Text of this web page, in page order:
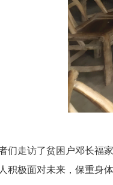
们走访了贫困户邓长福
积极面对未来，保重身